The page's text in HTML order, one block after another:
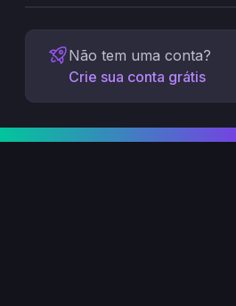
Não tem uma conta?
Crie sua conta grátis